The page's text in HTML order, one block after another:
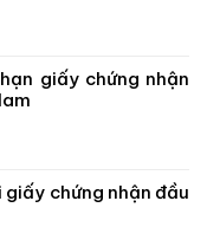
giấy chứng nhận
chứng nhận đầu